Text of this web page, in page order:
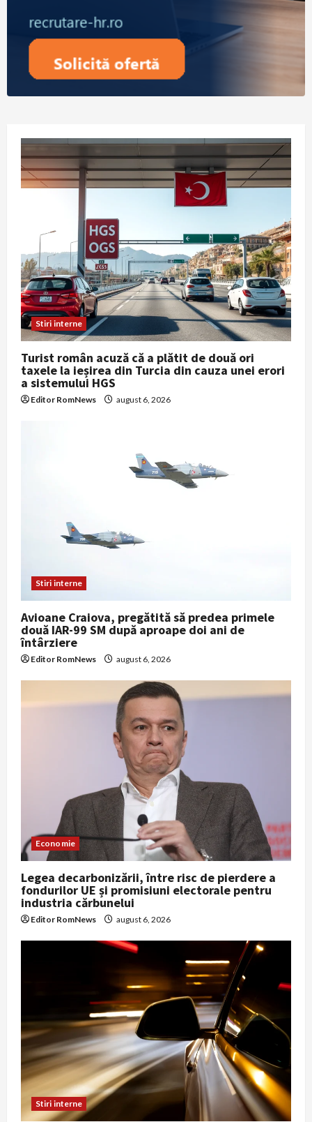
Stiri interne
Turist român acuză că a plătit de două ori
taxele la ieșirea din Turcia din cauza unei erori
a sistemului HGS
Editor RomNews august 6, 2026
Stiri interne
Avioane Craiova, pregătită să predea primele
două IAR-99 SM după aproape doi ani de
întârziere
Editor RomNews august 6, 2026
Economie
Legea decarbonizării, între risc de pierdere a
fondurilor UE și promisiuni electorale pentru
industria cărbunelui
Editor RomNews august 6, 2026
Stiri interne